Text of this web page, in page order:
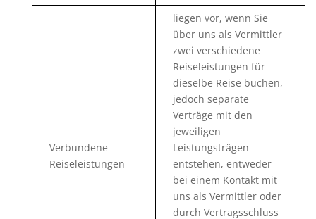
Verbundene
Reiseleistungen
liegen vor, wenn Sie
über uns als Vermittler
zwei verschiedene
Reiseleistungen für
dieselbe Reise buchen,
jedoch separate
Verträge mit den
jeweiligen
Leistungsträgen
entstehen, entweder
bei einem Kontakt mit
uns als Vermittler oder
durch Vertragsschluss